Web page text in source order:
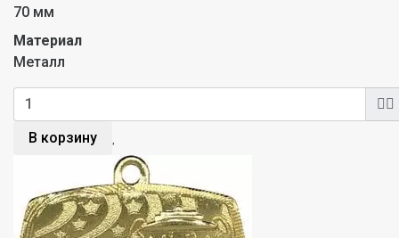
70 мм
Материал
Металл
В корзину